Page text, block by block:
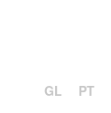
GL PT